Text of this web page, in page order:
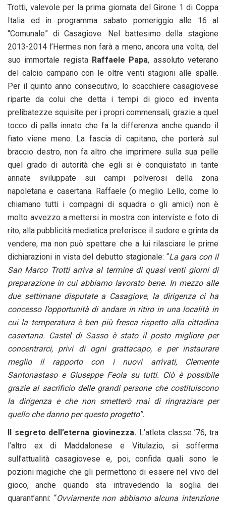
Trotti, valevole per la prima giornata del Girone 1 di Coppa
Italia ed in programma sabato pomeriggio alle 16 al
“Comunale” di Casagiove. Nel battesimo della stagione
2013-2014 l’Hermes non farà a meno, ancora una volta, del
suo immortale regista Raffaele Papa, assoluto veterano
del calcio campano con le oltre venti stagioni alle spalle.
Per il quinto anno consecutivo, lo scacchiere casagiovese
riparte da colui che detta i tempi di gioco ed inventa
prelibatezze squisite per i propri commensali, grazie a quel
tocco di palla innato che fa la differenza anche quando il
fiato viene meno. La fascia di capitano, che porterà sul
braccio destro, non fa altro che imprimere sulla sua pelle
quel grado di autorità che egli si è conquistato in tante
annate sviluppate sui campi polverosi della zona
napoletana e casertana. Raffaele (o meglio Lello, come lo
chiamano tutti i compagni di squadra o gli amici) non è
molto avvezzo a mettersi in mostra con interviste e foto di
rito; alla pubblicità mediatica preferisce il sudore e grinta da
vendere, ma non può spettare che a lui rilasciare le prime
dichiarazioni in vista del debutto stagionale: “La gara con il
San Marco Trotti arriva al termine di quasi venti giorni di
preparazione in cui abbiamo lavorato bene. In mezzo alle
due settimane disputate a Casagiove, la dirigenza ci ha
concesso l’opportunità di andare in ritiro in una località in
cui la temperatura è ben più fresca rispetto alla cittadina
casertana. Castel di Sasso è stato il posto migliore per
concentrarci, privi di ogni grattacapo, e per instaurare
meglio il rapporto con i nuovi arrivati, Clemente
Santonastaso e Giuseppe Feola su tutti. Ciò è possibile
grazie al sacrificio delle grandi persone che costituiscono
la dirigenza e che non smetterò mai di ringraziare per
quello che danno per questo progetto”.
Il segreto dell’eterna giovinezza. L’atleta classe ’76, tra
l’altro ex di Maddalonese e Vitulazio, si sofferma
sull’attualità casagiovese e, poi, confida quali sono le
pozioni magiche che gli permettono di essere nel vivo del
gioco, anche quando sta intravedendo la soglia dei
quarant’anni: “Ovviamente non abbiamo alcuna intenzione